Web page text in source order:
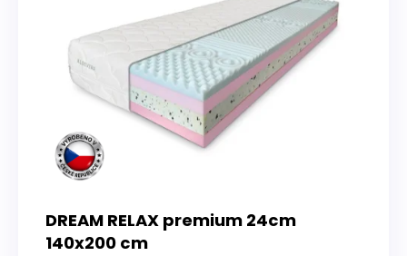
DREAM RELAX premium 24cm
140x200 cm